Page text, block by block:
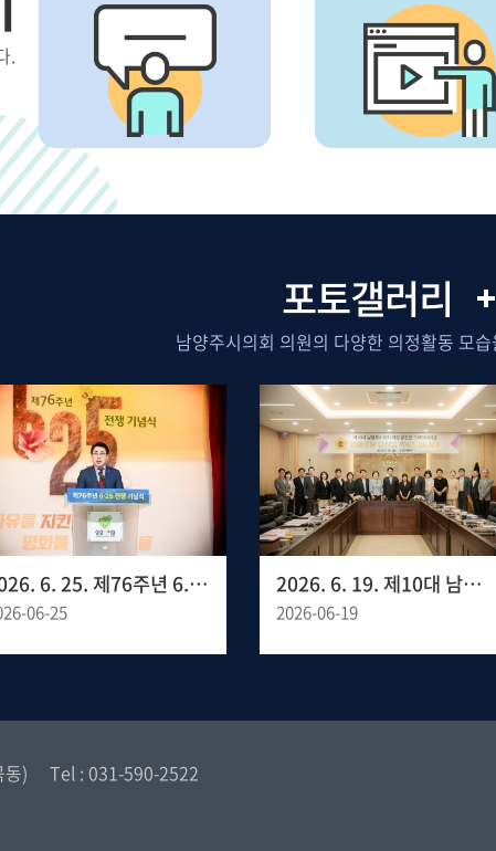
.
포토갤러리
남양주시의회 의원의 다양한 의정활동 모
2026. 6. 25. 제76주년 6.25 전쟁 기념식
06-25
2026. 6. 19. 제10대 남양주시의회 초선 의원 당선인 오리엔테이션
2026-06-19
) Tel : 031-590-2522